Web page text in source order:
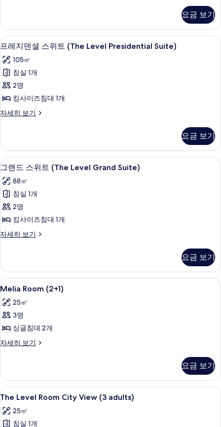
기
트
자
세
보
기
요금 보기
프
레
지
덴
셜
스
위
(The
Level
Presidential
Suite)
사
진
모
보
프레지덴셜 스위트 (The Level
14
프레지덴셜 스위트 (The Level Presidential Suite)
105㎡
침실 1개
2명
킹사이즈침대 1개
자세히 보기
프
셜
스
위
(The
Level
Suite)
자
히
요금 보기
그
랜
드
스
위
트
(The
Suite)
사
진
모
두
기
그랜드 스위트 (The Level Grand
10
그랜드 스위트 (The Level Grand Suite)
88㎡
침실 1개
2명
킹사이즈침대 1개
자세히 보기
그
위
트
(The
Grand
Suite)
세
히
보
요금 보기
Melia
Room
(2+1)
사
진
모
기
이집트산 면 시트, 고급 침구, 오리/거
6
Melia Room (2+1)
25㎡
3명
싱글침대 2개
자세히 보기
Melia
세
히
보
요금 보기
The
Level
Room
이집트산 면 시트, 고급 침구, 오리/거
5
The Level Room City View (3 adults)
25㎡
침실 1개